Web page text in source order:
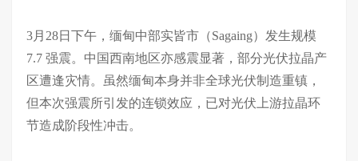
3月28日下午，缅甸中部实皆市（Sagaing）发生规模
7.7 强震。中国西南地区亦感震显著，部分光伏拉晶产
区遭逢灾情。虽然缅甸本身并非全球光伏制造重镇，
但本次强震所引发的连锁效应，已对光伏上游拉晶环
节造成阶段性冲击。